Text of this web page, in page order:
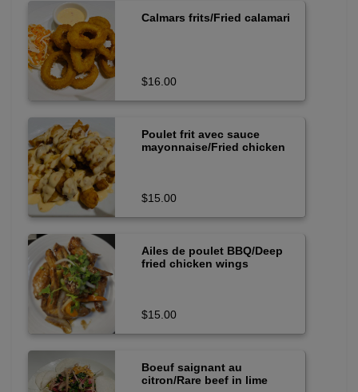
Calmars frits/Fried calamari
$16.00
Poulet frit avec sauce
mayonnaise/Fried chicken
$15.00
Ailes de poulet BBQ/Deep
fried chicken wings
$15.00
Boeuf saignant au
citron/Rare beef in lime